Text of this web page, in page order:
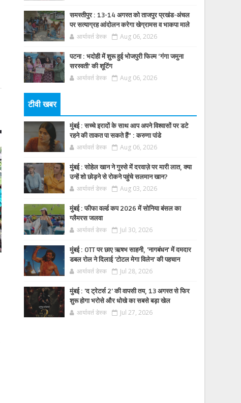
समस्तीपुर : 13-14 अगस्त को ताजपुर प्रखंड-अंचल
पर सत्याग्रह आंदोलन करेगा खेग्रामस व भाकपा माले
आर्यावर्त डेस्क Aug 06, 2026
पटना : भदोही में शुरू हुई भोजपुरी फिल्म ‘गंगा जमुना
सरस्वती’ की शूटिंग
आर्यावर्त डेस्क Aug 06, 2026
टीवी खबर
मुंबई : सच्चे इरादों के साथ आप अपने विश्वासों पर डटे
रहने की ताकत पा सकते हैं” : करुणा पांडे
आर्यावर्त डेस्क Aug 06, 2026
मुंबई : सोहेल खान ने गुस्से में दरवाज़े पर मारी लात, क्या
उन्हें शो छोड़ने से रोकने पहुंचे सलमान खान?
आर्यावर्त डेस्क Aug 03, 2026
मुंबई : फीफा वर्ल्ड कप 2026 में सोनिया बंसल का
ग्लैमरस जलवा
आर्यावर्त डेस्क Jul 30, 2026
मुंबई : OTT पर छाए ऋषभ साहनी, 'नागबंधन' में दमदार
डबल रोल ने दिलाई 'टोटल मेगा विलेन' की पहचान
आर्यावर्त डेस्क Jul 28, 2026
मुंबई : 'द ट्रेटर्स 2' की वापसी तय, 13 अगस्त से फिर
शुरू होगा भरोसे और धोखे का सबसे बड़ा खेल
आर्यावर्त डेस्क Jul 27, 2026